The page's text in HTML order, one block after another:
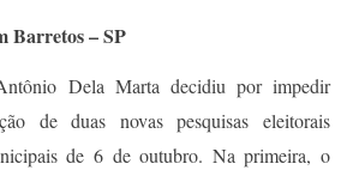
Barretos – SP
Dela Marta decidiu por impedir
de duas novas pesquisas eleitorais
de 6 de outubro. Na primeira, o